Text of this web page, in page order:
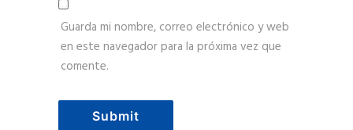
Guarda mi nombre, correo electrónico y web
en este navegador para la próxima vez que
comente.